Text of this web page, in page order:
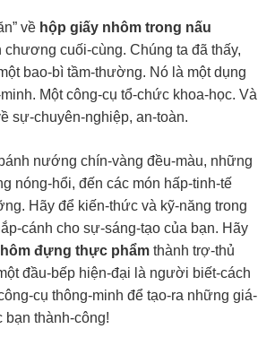
về hộp giấy nhôm trong nấu
chương cuối-cùng. Chúng ta đã thấy,
bao-bì tầm-thường. Nó là một dụng
Một công-cụ tổ-chức khoa-học. Và
sự-chuyên-nghiệp, an-toàn.
nướng chín-vàng đều-màu, những
nóng-hổi, đến các món hấp-tinh-tế
Hãy để kiến-thức và kỹ-năng trong
cánh cho sự-sáng-tạo của bạn. Hãy
đựng thực phẩm thành trợ-thủ
đầu-bếp hiện-đại là người biết-cách
cụ thông-minh để tạo-ra những giá-
bạn thành-công!